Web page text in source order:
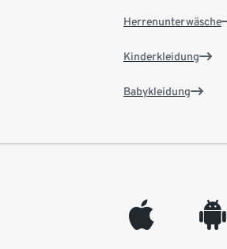
Herrenunterwäsche
Kinderkleidung
Babykleidung
appleinc android